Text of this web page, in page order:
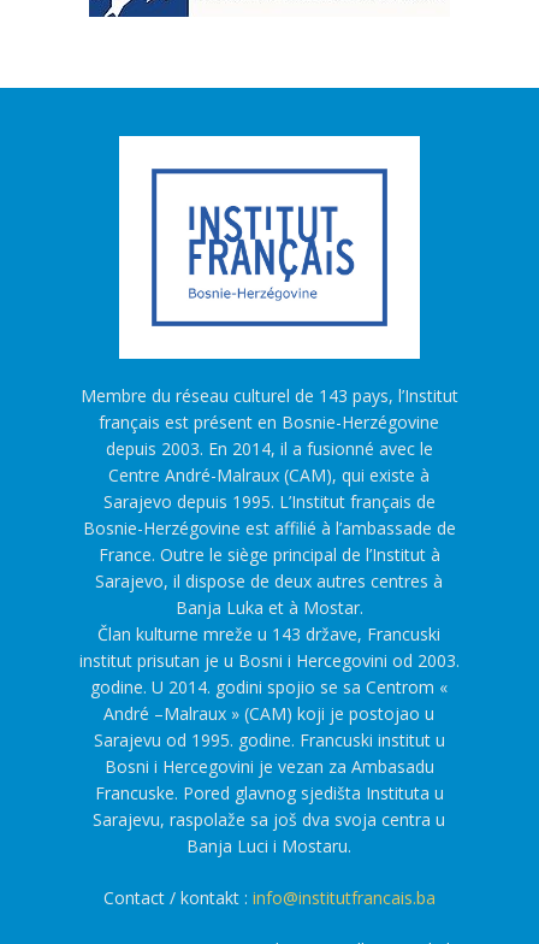
Membre du réseau culturel de 143 pays, l’Institut
français est présent en Bosnie-Herzégovine
depuis 2003. En 2014, il a fusionné avec le
Centre André-Malraux (CAM), qui existe à
Sarajevo depuis 1995. L’Institut français de
Bosnie-Herzégovine est affilié à l’ambassade de
France. Outre le siège principal de l’Institut à
Sarajevo, il dispose de deux autres centres à
Banja Luka et à Mostar.
Član kulturne mreže u 143 države, Francuski
institut prisutan je u Bosni i Hercegovini od 2003.
godine. U 2014. godini spojio se sa Centrom «
André –Malraux » (CAM) koji je postojao u
Sarajevu od 1995. godine. Francuski institut u
Bosni i Hercegovini je vezan za Ambasadu
Francuske. Pored glavnog sjedišta Instituta u
Sarajevu, raspolaže sa još dva svoja centra u
Banja Luci i Mostaru.
Contact / kontakt : info@institutfrancais.ba